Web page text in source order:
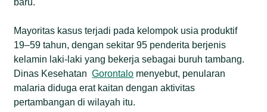
Mayoritas kasus terjadi pada kelompok usia produktif
19–59 tahun, dengan sekitar 95 penderita berjenis
kelamin laki-laki yang bekerja sebagai buruh tambang.
Dinas KesehatanGorontalo menyebut, penularan
malaria diduga erat kaitan dengan aktivitas
pertambangan di wilayah itu.